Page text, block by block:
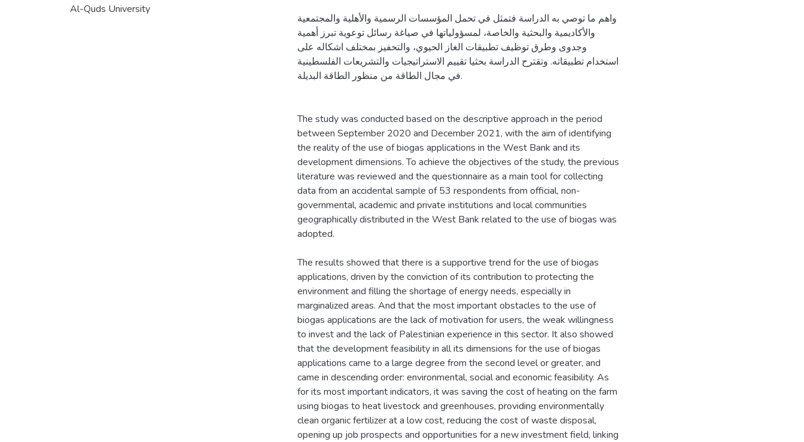
Al-Quds University
واهم ما توصي به الدراسة فتمثل في تحمل المؤسسات الرسمية والأهلية والمجتمعية
والأكاديمية والبحثية والخاصة، لمسؤولياتها في صياغة رسائل توعوية تبرز أهمية
وجدوى وطرق توظيف تطبيقات الغاز الحيوي، والتحفيز بمختلف اشكاله على
استخدام تطبيقاته. وتقترح الدراسة بحثيا تقييم الاستراتيجيات والتشريعات الفلسطينية
في مجال الطاقة من منظور الطاقة البديلة.
The study was conducted based on the descriptive approach in the period
between September 2020 and December 2021, with the aim of identifying
the reality of the use of biogas applications in the West Bank and its
development dimensions. To achieve the objectives of the study, the previous
literature was reviewed and the questionnaire as a main tool for collecting
data from an accidental sample of 53 respondents from official, non-
governmental, academic and private institutions and local communities
geographically distributed in the West Bank related to the use of biogas was
adopted.
The results showed that there is a supportive trend for the use of biogas
applications, driven by the conviction of its contribution to protecting the
environment and filling the shortage of energy needs, especially in
marginalized areas. And that the most important obstacles to the use of
biogas applications are the lack of motivation for users, the weak willingness
to invest and the lack of Palestinian experience in this sector. It also showed
that the development feasibility in all its dimensions for the use of biogas
applications came to a large degree from the second level or greater, and
came in descending order: environmental, social and economic feasibility. As
for its most important indicators, it was saving the cost of heating on the farm
using biogas to heat livestock and greenhouses, providing environmentally
clean organic fertilizer at a low cost, reducing the cost of waste disposal,
opening up job prospects and opportunities for a new investment field, linking